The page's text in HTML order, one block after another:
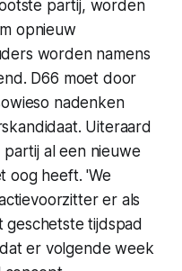
partij, worden
opnieuw
worden namens
D66 moet door
nadenken
Uiteraard
al een nieuwe
oog heeft. 'We
er als
geschetste tijdspad
er volgende week